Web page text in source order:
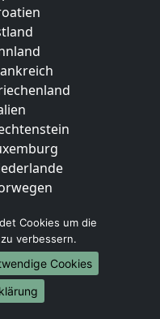
Cookies um die
verbessern.
Cookies